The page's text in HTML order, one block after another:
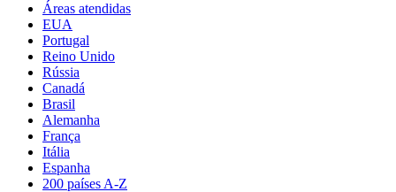
Áreas atendidas
EUA
Portugal
Reino Unido
Rússia
Canadá
Brasil
Alemanha
França
Itália
Espanha
200 países A-Z